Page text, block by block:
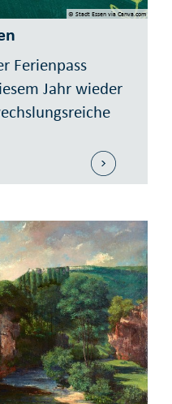
© Stadt Essen via Canva.com
Ferienpass
Jahr wieder